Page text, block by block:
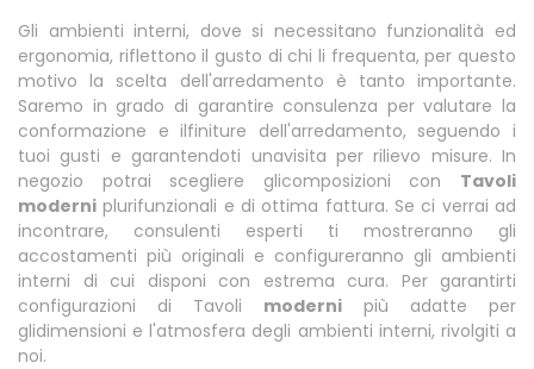
Gli ambienti interni, dove si necessitano funzionalità ed
ergonomia, riflettono il gusto di chi li frequenta, per questo
motivo la scelta dell'arredamento è tanto importante.
Saremo in grado di garantire consulenza per valutare la
conformazione e ilfiniture dell'arredamento, seguendo i
tuoi gusti e garantendoti unavisita per rilievo misure. In
negozio potrai scegliere glicomposizioni con Tavoli
moderni plurifunzionali e di ottima fattura. Se ci verrai ad
incontrare, consulenti esperti ti mostreranno gli
accostamenti più originali e configureranno gli ambienti
interni di cui disponi con estrema cura. Per garantirti
configurazioni di Tavoli moderni più adatte per
glidimensioni e l'atmosfera degli ambienti interni, rivolgiti a
noi.